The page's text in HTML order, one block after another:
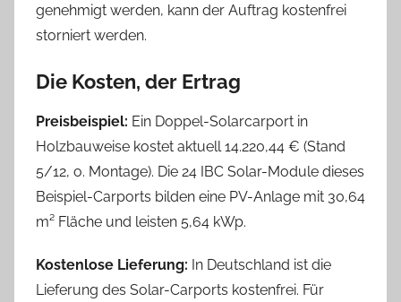
genehmigt werden, kann der Auftrag kostenfrei
storniert werden.
Die Kosten, der Ertrag
Preisbeispiel: Ein Doppel-Solarcarport in
Holzbauweise kostet aktuell 14.220,44 € (Stand
5/12, o. Montage). Die 24 IBC Solar-Module dieses
Beispiel-Carports bilden eine PV-Anlage mit 30,64
m² Fläche und leisten 5,64 kWp.
Kostenlose Lieferung: In Deutschland ist die
Lieferung des Solar-Carports kostenfrei. Für